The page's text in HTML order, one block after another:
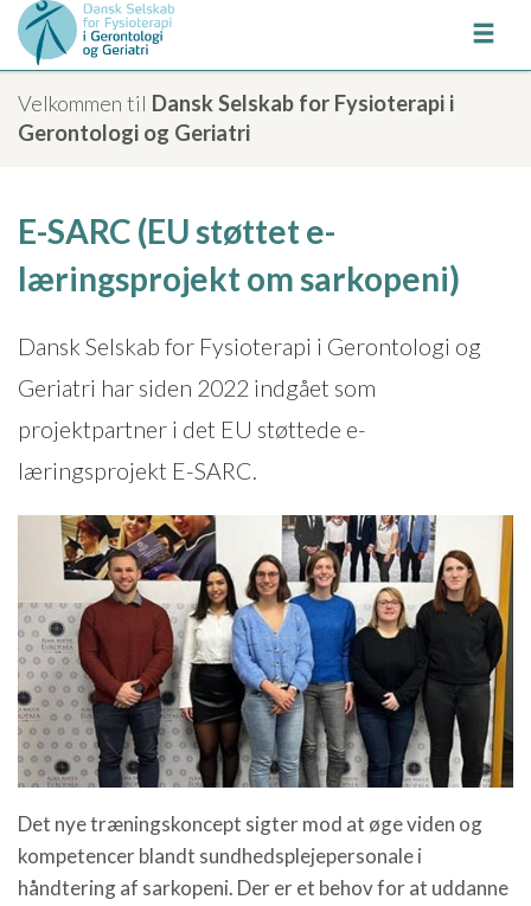
Velkommen til Dansk Selskab for Fysioterapi i
Gerontologi og Geriatri
E-SARC (EU støttet e-
læringsprojekt om sarkopeni)
Dansk Selskab for Fysioterapi i Gerontologi og
Geriatri har siden 2022 indgået som
projektpartner i det EU støttede e-
læringsprojekt E-SARC.
Det nye træningskoncept sigter mod at øge viden og
kompetencer blandt sundhedsplejepersonale i
håndtering af sarkopeni. Der er et behov for at uddanne